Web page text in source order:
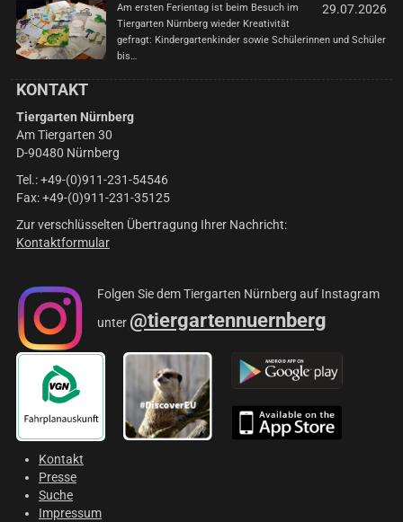
29.07.2026
Am ersten Ferientag ist beim Besuch im
Tiergarten Nürnberg wieder Kreativität
gefragt: Kindergartenkinder sowie Schülerinnen und Schüler
bis…
KONTAKT
Tiergarten Nürnberg
Am Tiergarten 30
D-90480 Nürnberg
Tel.: +49-(0)911-231-54546
Fax: +49-(0)911-231-35125
Zur verschlüsselten Übertragung Ihrer Nachricht:
Kontaktformular
Folgen Sie dem Tiergarten Nürnberg auf Instagram
unter @tiergartennuernberg
Kontakt
Presse
Suche
Impressum